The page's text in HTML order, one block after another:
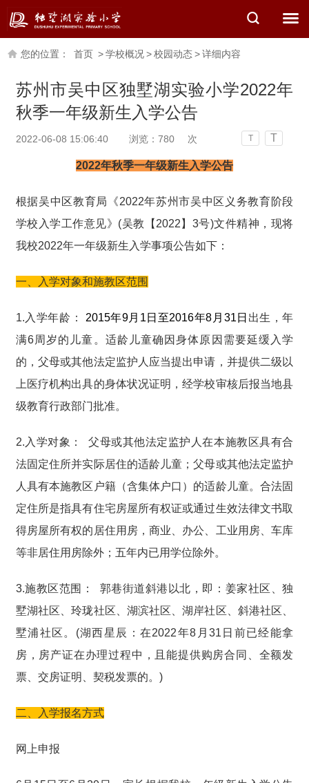
您的位置： 首页 >学校概况>校园动态>详细内容
苏州市吴中区独墅湖实验小学2022年
秋季一年级新生入学公告
2022-06-08 15:06:40 浏览： 780 次 T T
2022年秋季一年级新生入学公告
根据吴中区教育局《2022年苏州市吴中区义务教育阶段
学校入学工作意见》(吴教【2022】3号)文件精神，现将
我校2022年一年级新生入学事项公告如下：
一、入学对象和施教区范围
1.入学年龄： 2015年9月1日至2016年8月31日 出生 ，年
满6周岁的儿童。适龄儿童确因身体原因需要延缓入学
的，父母或其他法定监护人应当提出申请，并提供二级以
上医疗机构出具的身体状况证明，经学校审核后报当地县
级教育行政部门批准。
2.入学对象： 父母或其他法定监护人在本施教区具有合
法固定住所并实际居住的适龄儿童；父母或其他法定监护
人具有本施教区户籍（含集体户口）的适龄儿童。合法固
定住所是指具有住宅房屋所有权证或通过生效法律文书取
得房屋所有权的居住用房，商业、办公、工业用房、车库
等非居住用房除外；五年内已用学位除外。
3.施教区范围： 郭巷街道斜港以北，即：姜家社区、独
墅湖社区、玲珑社区、湖滨社区、湖岸社区、斜港社区、
墅浦社区。(湖西星辰：在2022年8月31日 前已经能拿
房，房产证在办理过程中，且能提供购房合同、全额发
票、交房证明、契税发票的。)
二、入学报名方式
网上申报